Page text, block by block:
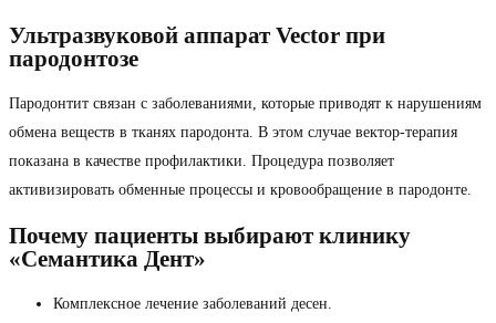
Ультразвуковой аппарат Vector при
пародонтозе
Пародонтит связан с заболеваниями, которые приводят к нарушениям
обмена веществ в тканях пародонта. В этом случае вектор-терапия
показана в качестве профилактики. Процедура позволяет
активизировать обменные процессы и кровообращение в пародонте.
Почему пациенты выбирают клинику
«Семантика Дент»
Комплексное лечение заболеваний десен.